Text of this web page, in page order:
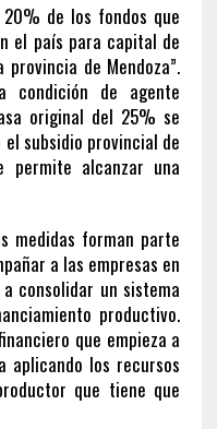
de los fondos que
el país para capital de
de Mendoza”.
condición de agente
original del 25% se
subsidio provincial de
permite alcanzar una
medidas forman parte
a las empresas en
consolidar un sistema
productivo.
que empieza a
aplicando los recursos
que tiene que